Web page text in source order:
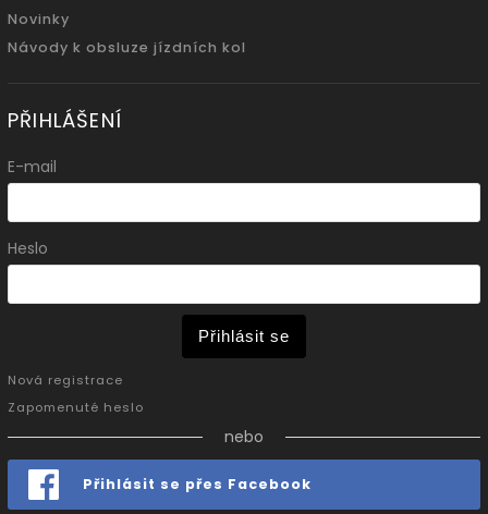
Novinky
Návody k obsluze jízdních kol
PŘIHLÁŠENÍ
E-mail
Heslo
Přihlásit se
Nová registrace
Zapomenuté heslo
nebo
Přihlásit se přes Facebook